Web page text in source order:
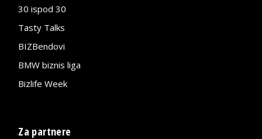
30 ispod 30
Tasty Talks
BIZBendovi
BMW biznis liga
Bizlife Week
Za partnere